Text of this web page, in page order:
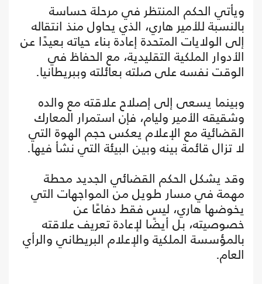
ويأتي الحكم المنتظر في مرحلة حساسة
بالنسبة للأمير هاري، الذي يحاول منذ انتقاله
إلى الولايات المتحدة إعادة بناء حياته بعيدًا عن
الأدوار الملكية التقليدية، مع الحفاظ في
الوقت نفسه على صلته بعائلته وببريطانيا.
وبينما يسعى إلى إصلاح علاقته مع والده
وشقيقه الأمير وليام، فإن استمرار المعارك
القضائية مع الإعلام يعكس حجم الهوة التي
لا تزال قائمة بينه وبين البيئة التي نشأ فيها.
وقد يشكل الحكم القضائي الجديد محطة
مهمة في مسار طويل من المواجهات التي
يخوضها هاري، ليس فقط دفاعًا عن
خصوصيته، بل أيضًا لإعادة تعريف علاقته
بالمؤسسة الملكية والإعلام البريطاني والرأي
العام.